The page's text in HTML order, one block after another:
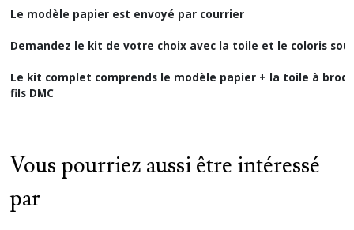
Le modèle papier est envoyé par courrier
Demandez le kit de votre choix avec la toile et le coloris
Le kit complet comprends le modèle papier + la toile à
fils DMC
Vous pourriez aussi être intéressé
par